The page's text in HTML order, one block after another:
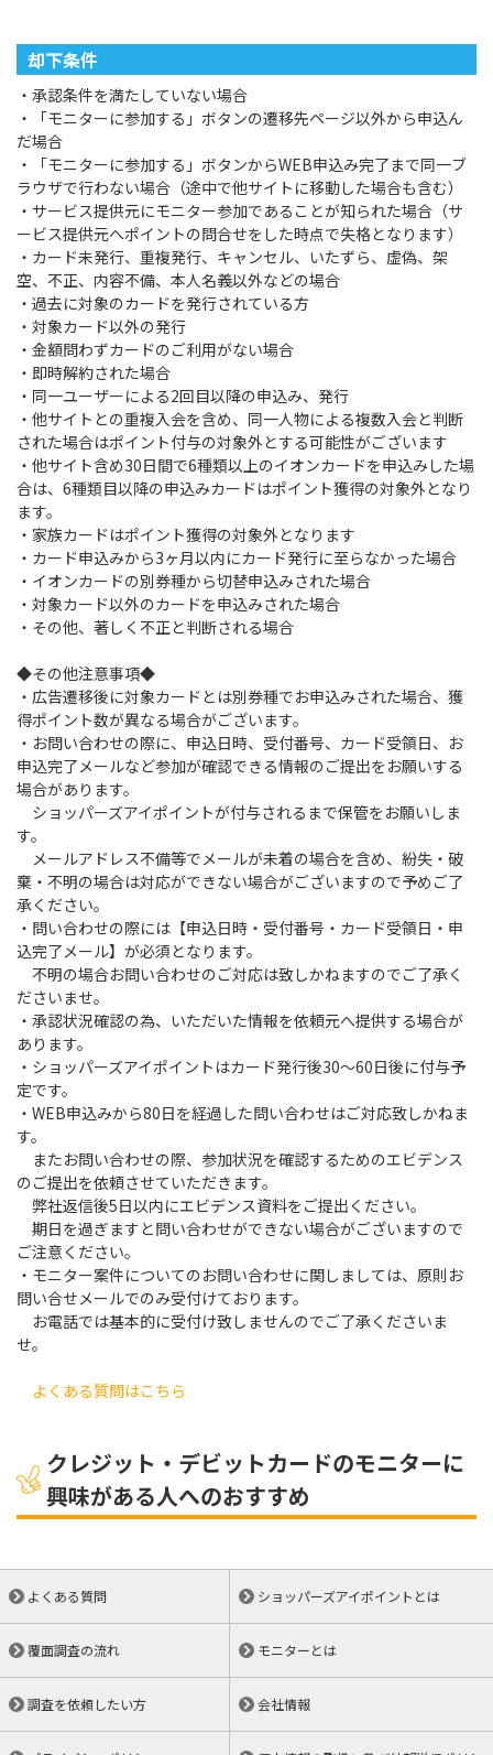
却下条件
・承認条件を満たしていない場合
・「モニターに参加する」ボタンの遷移先ページ以外から申込ん
だ場合
・「モニターに参加する」ボタンからWEB申込み完了まで同一ブ
ラウザで行わない場合（途中で他サイトに移動した場合も含む）
・サービス提供元にモニター参加であることが知られた場合（サ
ービス提供元へポイントの問合せをした時点で失格となります）
・カード未発行、重複発行、キャンセル、いたずら、虚偽、架
空、不正、内容不備、本人名義以外などの場合
・過去に対象のカードを発行されている方
・対象カード以外の発行
・金額問わずカードのご利用がない場合
・即時解約された場合
・同一ユーザーによる2回目以降の申込み、発行
・他サイトとの重複入会を含め、同一人物による複数入会と判断
された場合はポイント付与の対象外とする可能性がございます
・他サイト含め30日間で6種類以上のイオンカードを申込みした場
合は、6種類目以降の申込みカードはポイント獲得の対象外となり
ます。
・家族カードはポイント獲得の対象外となります
・カード申込みから3ヶ月以内にカード発行に至らなかった場合
・イオンカードの別券種から切替申込みされた場合
・対象カード以外のカードを申込みされた場合
・その他、著しく不正と判断される場合
◆その他注意事項◆
・広告遷移後に対象カードとは別券種でお申込みされた場合、獲
得ポイント数が異なる場合がございます。
・お問い合わせの際に、申込日時、受付番号、カード受領日、お
申込完了メールなど参加が確認できる情報のご提出をお願いする
場合があります。
ショッパーズアイポイントが付与されるまで保管をお願いしま
す。
メールアドレス不備等でメールが未着の場合を含め、紛失・破
棄・不明の場合は対応ができない場合がございますので予めご了
承ください。
・問い合わせの際には【申込日時・受付番号・カード受領日・申
込完了メール】が必須となります。
不明の場合お問い合わせのご対応は致しかねますのでご了承く
ださいませ。
・承認状況確認の為、いただいた情報を依頼元へ提供する場合が
あります。
・ショッパーズアイポイントはカード発行後30～60日後に付与予
定です。
・WEB申込みから80日を経過した問い合わせはご対応致しかねま
す。
またお問い合わせの際、参加状況を確認するためのエビデンス
のご提出を依頼させていただきます。
弊社返信後5日以内にエビデンス資料をご提出ください。
期日を過ぎますと問い合わせができない場合がございますので
ご注意ください。
・モニター案件についてのお問い合わせに関しましては、原則お
問い合せメールでのみ受付けております。
お電話では基本的に受付け致しませんのでご了承くださいま
せ。
よくある質問はこちら
クレジット・デビットカードのモニターに
興味がある人へのおすすめ
よくある質問 ショッパーズアイポイントとは
覆面調査の流れ モニターとは
調査を依頼したい方 会社情報